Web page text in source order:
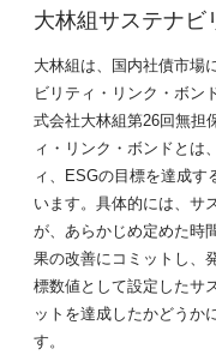
大林組サステナビ
大林組は、国内社債市場
ビリティ・リンク・ボン
式会社大林組第26回無担
ィ・リンク・ボンドとは
ィ、ESGの目標を達成
います。具体的には、サ
が、あらかじめ定めた時
果の改善にコミットし、
標数値として設定したサ
ットを達成したかどうか
す。